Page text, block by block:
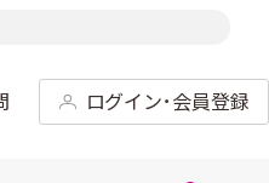
ログイン･会員登録